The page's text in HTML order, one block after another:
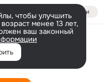
Войти
чтобы улучшить
менее 13 лет,
ваш законный
On Moving